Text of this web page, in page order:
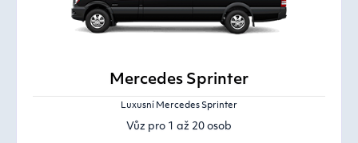
Mercedes Sprinter
Luxusní Mercedes Sprinter
Vůz pro 1 až 20 osob